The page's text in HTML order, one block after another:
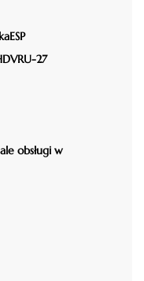
27
obsługi w